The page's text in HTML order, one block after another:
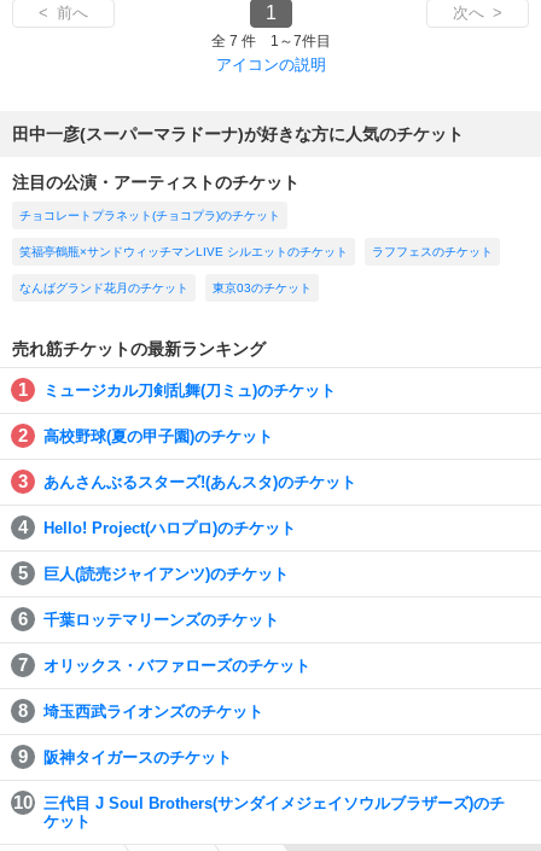
< 前へ 1 次へ >
全 7 件 1～7件目
アイコンの説明
田中一彦(スーパーマラドーナ)が好きな方に人気のチケット
注目の公演・アーティストのチケット
チョコレートプラネット(チョコプラ)のチケット
笑福亭鶴瓶×サンドウィッチマンLIVE シルエットのチケット ラフフェスのチケット
なんばグランド花月のチケット 東京03のチケット
売れ筋チケットの最新ランキング
ミュージカル刀剣乱舞(刀ミュ)のチケット
高校野球(夏の甲子園)のチケット
あんさんぶるスターズ!(あんスタ)のチケット
Hello! Project(ハロプロ)のチケット
巨人(読売ジャイアンツ)のチケット
千葉ロッテマリーンズのチケット
オリックス・バファローズのチケット
埼玉西武ライオンズのチケット
阪神タイガースのチケット
三代目 J Soul Brothers(サンダイメジェイソウルブラザーズ)のチ
ケット